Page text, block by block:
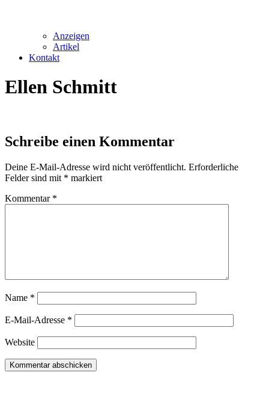
Anzeigen
Artikel
Kontakt
Ellen Schmitt
Schreibe einen Kommentar
Deine E-Mail-Adresse wird nicht veröffentlicht. Erforderliche
Felder sind mit * markiert
Kommentar *
Name *
E-Mail-Adresse *
Website